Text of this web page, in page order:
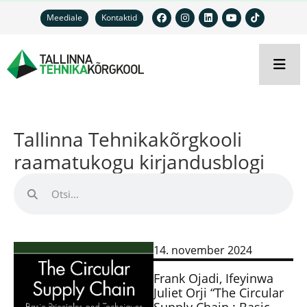
Meediale Kontaktid
Tallinna Tehnikakõrgkooli
raamatukogu kirjandusblogi
14. november 2024
Frank Ojadi, Ifeyinwa
Juliet Orji “The Circular